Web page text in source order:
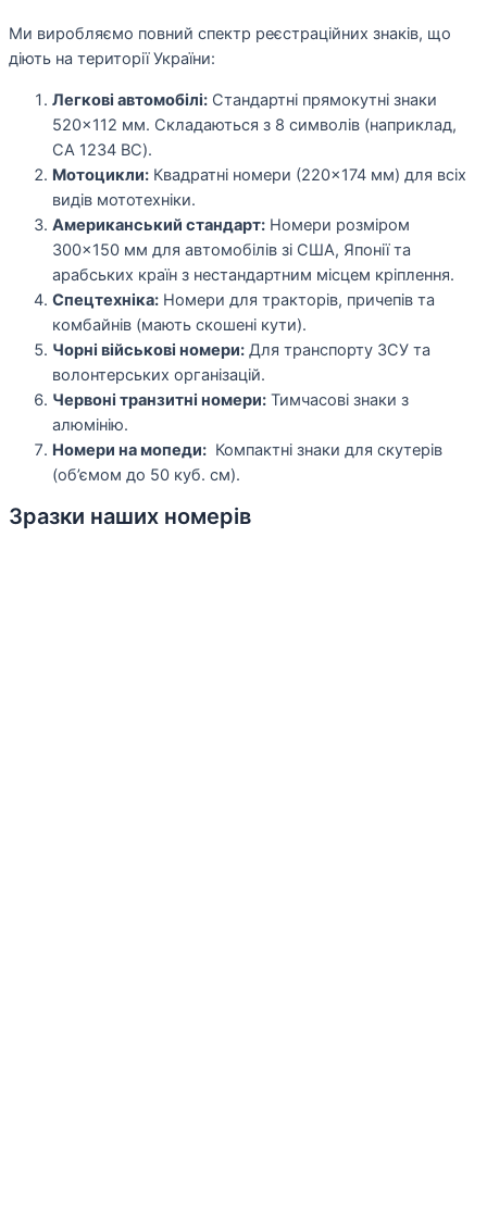
Ми виробляємо повний спектр реєстраційних знаків, що
діють на території України:
Легкові автомобілі: Стандартні прямокутні знаки
520×112 мм. Складаються з 8 символів (наприклад,
CA 1234 BC).
Мотоцикли: Квадратні номери (220×174 мм) для всіх
видів мототехніки.
Американський стандарт: Номери розміром
300×150 мм для автомобілів зі США, Японії та
арабських країн з нестандартним місцем кріплення.
Спецтехніка: Номери для тракторів, причепів та
комбайнів (мають скошені кути).
Чорні військові номери: Для транспорту ЗСУ та
волонтерських організацій.
Червоні транзитні номери: Тимчасові знаки з
алюмінію.
Номери на мопеди: Компактні знаки для скутерів
(об’ємом до 50 куб. см).
Зразки наших номерів